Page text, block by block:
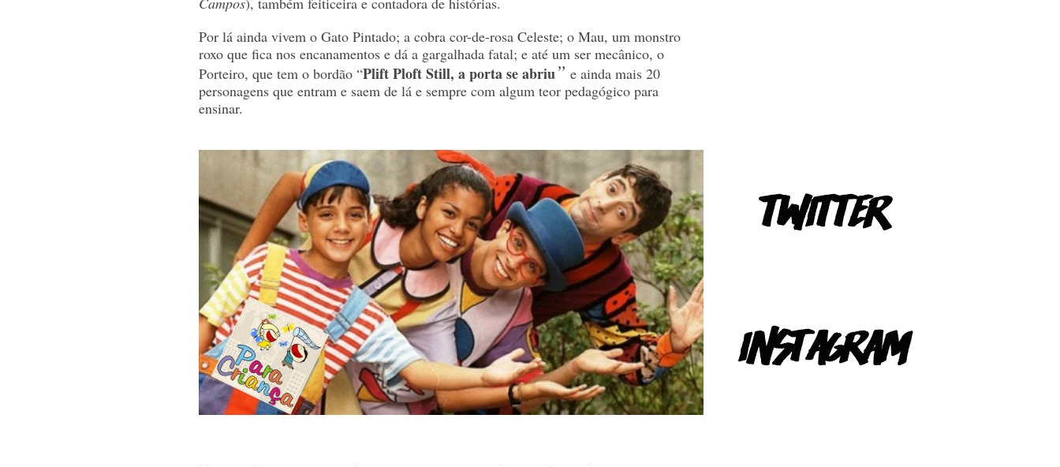
Por lá ainda vivem o Gato Pintado; a cobra cor-de-rosa Celeste; o Mau, um monstro
roxo que fica nos encanamentos e dá a gargalhada fatal; e até um ser mecânico, o
Porteiro, que tem o bordão “Plift Ploft Still, a porta se abriu” e ainda mais 20
personagens que entram e saem de lá e sempre com algum teor pedagógico para
ensinar.